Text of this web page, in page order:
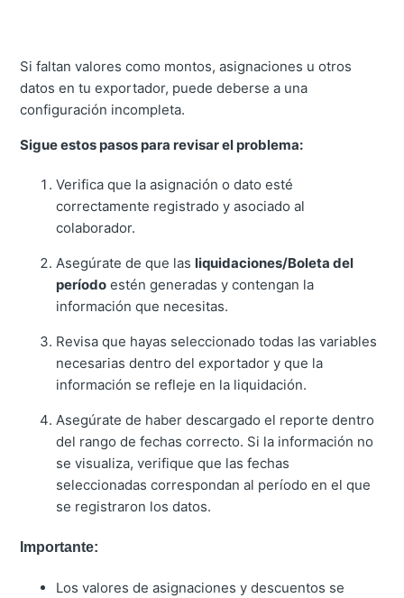
Si faltan valores como montos, asignaciones u otros
datos en tu exportador, puede deberse a una
configuración incompleta.
Sigue estos pasos para revisar el problema:
Verifica que la asignación o dato esté
correctamente registrado y asociado al
colaborador.
Asegúrate de que las liquidaciones/Boleta del
período estén generadas y contengan la
información que necesitas.
Revisa que hayas seleccionado todas las variables
necesarias dentro del exportador y que la
información se refleje en la liquidación.
Asegúrate de haber descargado el reporte dentro
del rango de fechas correcto. Si la información no
se visualiza, verifique que las fechas
seleccionadas correspondan al período en el que
se registraron los datos.
Importante:
Los valores de asignaciones y descuentos se